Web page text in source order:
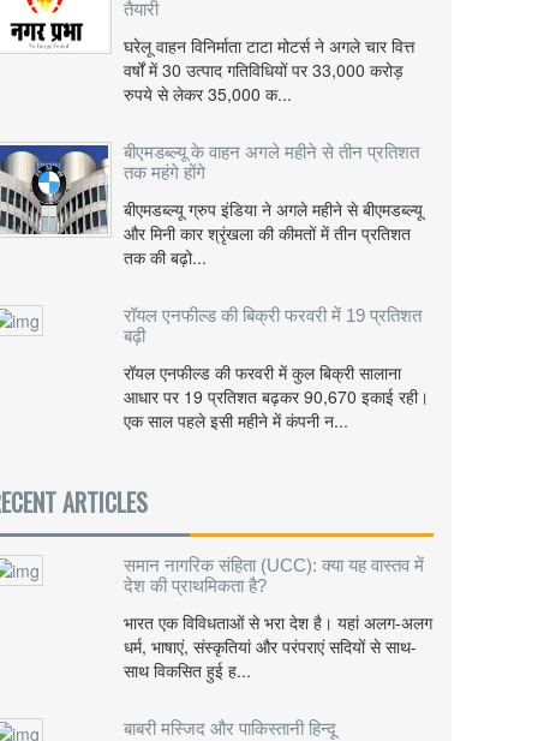
तैयारी
घरेलू वाहन विनिर्माता टाटा मोटर्स ने अगले चार वित्त
वर्षों में 30 उत्पाद गतिविधियों पर 33,000 करोड़
रुपये से लेकर 35,000 क...
बीएमडब्ल्यू के वाहन अगले महीने से तीन प्रतिशत
तक महंगे होंगे
बीएमडब्ल्यू ग्रुप इंडिया ने अगले महीने से बीएमडब्ल्यू
और मिनी कार श्रृंखला की कीमतों में तीन प्रतिशत
तक की बढ़ो...
रॉयल एनफील्ड की बिक्री फरवरी में 19 प्रतिशत
बढ़ी
रॉयल एनफील्ड की फरवरी में कुल बिक्री सालाना
आधार पर 19 प्रतिशत बढ़कर 90,670 इकाई रही।
एक साल पहले इसी महीने में कंपनी न...
ARTICLES
समान नागरिक संहिता (UCC): क्या यह वास्तव में
देश की प्राथमिकता है?
भारत एक विविधताओं से भरा देश है। यहां अलग-अलग
धर्म, भाषाएं, संस्कृतियां और परंपराएं सदियों से साथ-
साथ विकसित हुई ह...
बाबरी मस्जिद और पाकिस्तानी हिन्दू